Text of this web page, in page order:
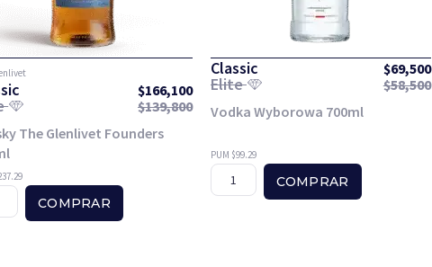
$166,100
$139,800
The Glenlivet Founders
COMPRAR
Classic $69,500
Elite $58,500
Vodka Wyborowa 700ml
PUM $99.29
COMPRAR